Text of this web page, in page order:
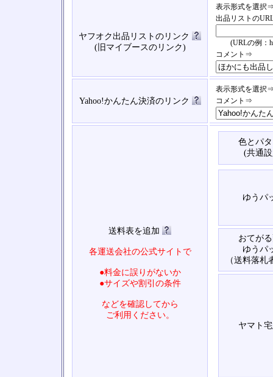
ヤフオク出品リストのリンク
(旧マイブースのリンク)
表示形式を選択
出品リストの
(URLの例：
コメント⇒
Yahoo!かんたん決済のリンク
表示形式を選択
コメント⇒
送料表を追加
各運送会社の公式サイトで
●料金に誤りがないか
●サイズや割引の条件
などを確認してから
ご利用ください。
色とパ
(共通
ゆうパ
おてが
ゆうパ
（送料落札
ヤマト